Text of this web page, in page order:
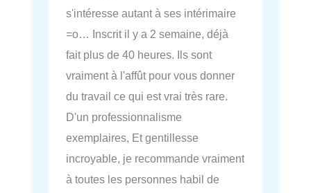
s'intéresse autant à ses intérimaire
=o… Inscrit il y a 2 semaine, déjà
fait plus de 40 heures. Ils sont
vraiment à l'affût pour vous donner
du travail ce qui est vrai très rare.
D'un professionnalisme
exemplaires, Et gentillesse
incroyable, je recommande vraiment
à toutes les personnes habil de